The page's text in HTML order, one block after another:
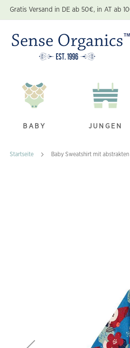
Zum
Inhalt
Gratis Versand in DE ab 50€, in AT ab
BABY JUNGEN
Startseite Baby Sweatshirt mit